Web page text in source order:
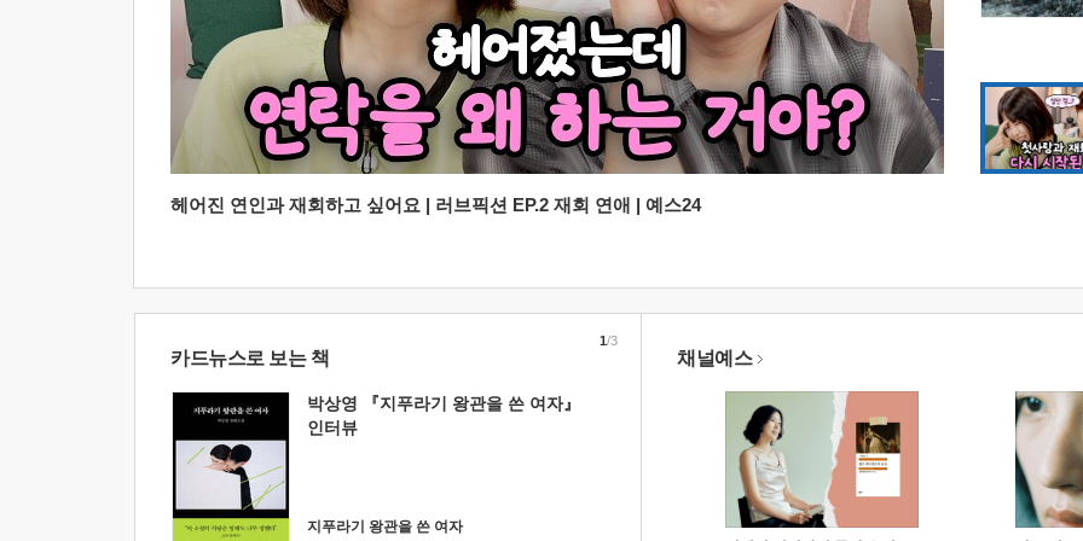
헤어진 연인과 재회하고 싶어요 | 러브픽션 EP.2 재회 연애 | 예스24
카드뉴스로 보는 책
박상영 『지푸라기 왕관을 쓴 여자』
인터뷰
지푸라기 왕관을 쓴 여자
1/3
채널예스